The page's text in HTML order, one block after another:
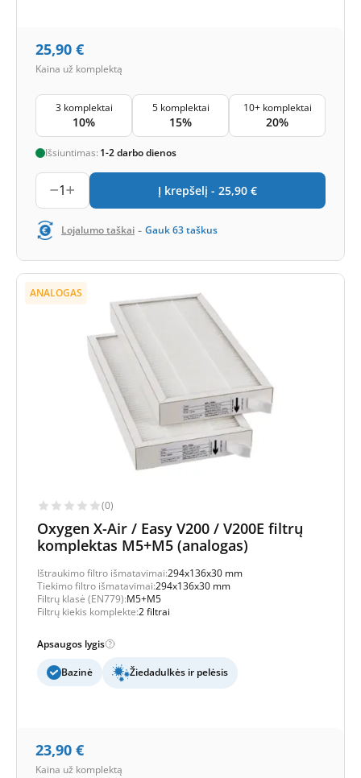
25,90 €
Kaina už komplektą
3 komplektai
10%
5 komplektai
15%
10+ komplektai
20%
Išsiuntimas: 1-2 darbo dienos
1 Į krepšelį - 25,90 €
Lojalumo taškai - Gauk63taškus
ANALOGAS
(0)
Oxygen X-Air / Easy V200 / V200E filtrų
komplektas M5+M5 (analogas)
Ištraukimo filtro išmatavimai:294x136x30 mm
Tiekimo filtro išmatavimai:294x136x30 mm
Filtrų klasė (EN779):M5+M5
Filtrų kiekis komplekte:2 filtrai
Apsaugos lygis
Bazinė Žiedadulkės ir pelėsis
23,90 €
Kaina už komplektą